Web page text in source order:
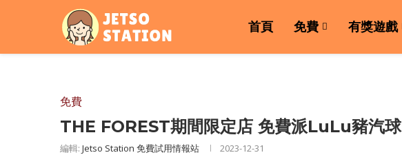
首頁 免費 有獎遊戲
免費
THE FOREST期間限定店 免費派LuLu豬汽球
編輯: Jetso Station 免費試用情報站 2023-12-31